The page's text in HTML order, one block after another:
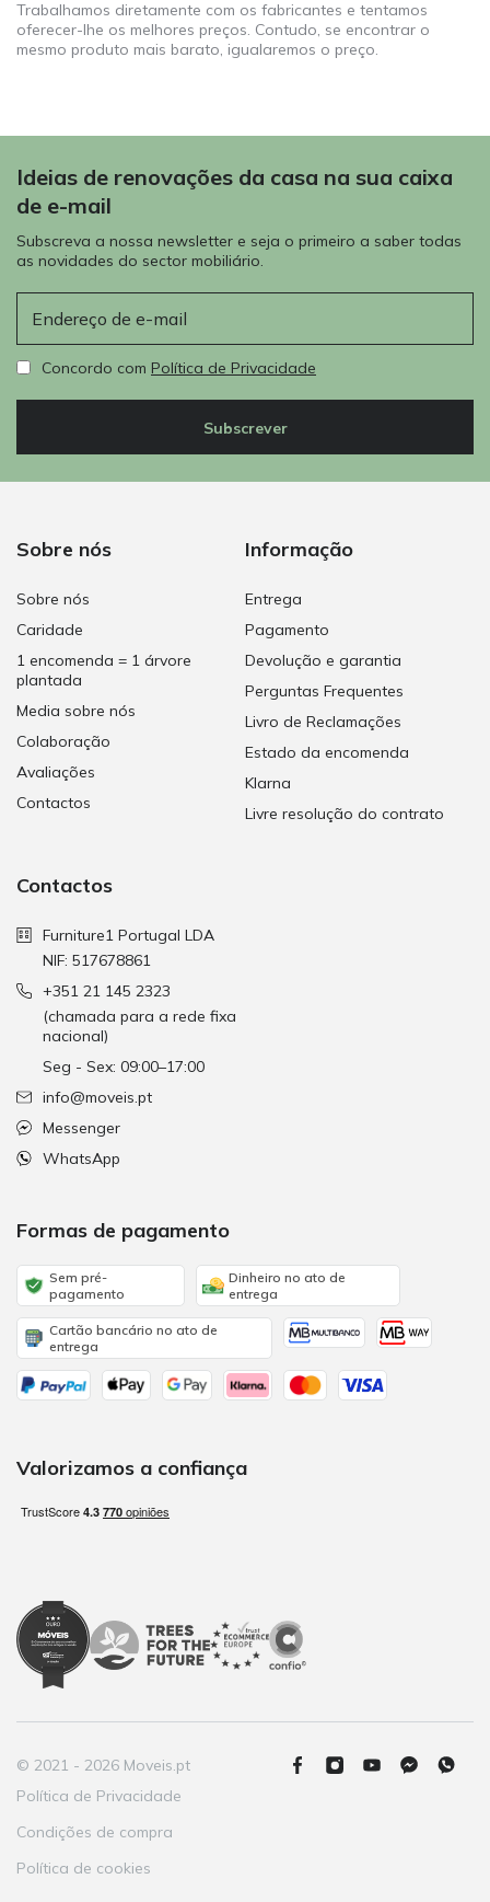
Trabalhamos diretamente com os fabricantes e tentamos
oferecer-lhe os melhores preços. Contudo, se encontrar o
mesmo produto mais barato, igualaremos o preço.
Ideias de renovações da casa na sua caixa
de e-mail
Subscreva a nossa newsletter e seja o primeiro a saber todas
as novidades do sector mobiliário.
Concordo com Política de Privacidade
Subscrever
Sobre nós
Sobre nós
Caridade
1 encomenda = 1 árvore
plantada
Media sobre nós
Colaboração
Avaliações
Contactos
Informação
Entrega
Pagamento
Devolução e garantia
Perguntas Frequentes
Livro de Reclamações
Estado da encomenda
Klarna
Livre resolução do contrato
Contactos
Furniture1 Portugal LDA
NIF: 517678861
+351 21 145 2323
(chamada para a rede fixa
nacional)
Seg - Sex: 09:00–17:00
info@moveis.pt
Messenger
WhatsApp
Formas de pagamento
Sem pré-
pagamento
Dinheiro no ato de
entrega
Cartão bancário no ato de
entrega
Valorizamos a confiança
© 2021 - 2026 Moveis.pt
Política de Privacidade
Condições de compra
Política de cookies